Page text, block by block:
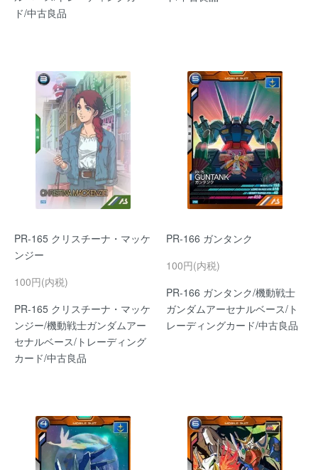
ド/中古良品
PR-165 クリスチーナ・マッケ
ンジー
100円(内税)
PR-165 クリスチーナ・マッケ
ンジー/機動戦士ガンダムアー
セナルベース/トレーディング
カード/中古良品
PR-166 ガンタンク
100円(内税)
PR-166 ガンタンク/機動戦士
ガンダムアーセナルベース/ト
レーディングカード/中古良品